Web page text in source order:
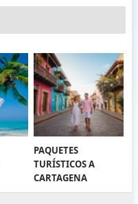
PAQUETES
TURÍSTICOS A
CARTAGENA